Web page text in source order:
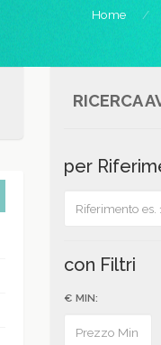
Home
RICERCA
per
con Filtri
€ MIN: